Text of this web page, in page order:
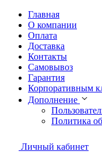
Главная
О компании
Оплата
Доставка
Контакты
Самовывоз
Гарантия
Корпоративным
Дополнение
Политика
Личный кабинет